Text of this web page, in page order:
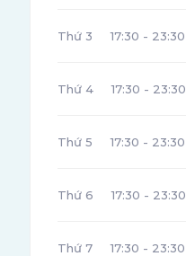
Thứ 3 17:30 - 23:30
Thứ 4 17:30 - 23:30
Thứ 5 17:30 - 23:30
Thứ 6 17:30 - 23:30
Thứ 7 17:30 - 23:30